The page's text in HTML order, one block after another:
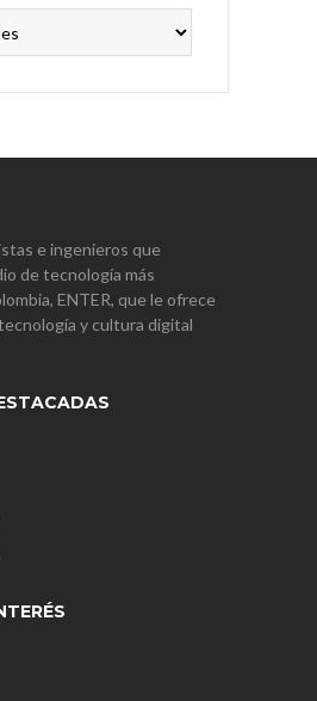
e ingenieros que
de tecnología más
ENTER, que le ofrece
y cultura digital